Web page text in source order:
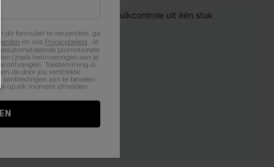
【AG18】2 met 10% korting
dit formulier te verzenden, ga
en ons Privacybeleid. Je
promotionele
(zoals herinneringen aan je
ontvangen. Toestemming is
de door jou verstrekte
aanbiedingen aan te bevelen
op elk moment afmelden.